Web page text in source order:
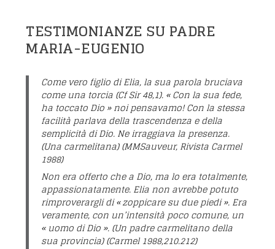
TESTIMONIANZE SU PADRE
MARIA-EUGENIO
Come vero figlio di Elia, la sua parola bruciava
come una torcia (Cf Sir 48,1). « Con la sua fede,
ha toccato Dio » noi pensavamo! Con la stessa
facilità parlava della trascendenza e della
semplicità di Dio. Ne irraggiava la presenza.
(Una carmelitana) (MMSauveur, Rivista Carmel
1988)
Non era offerto che a Dio, ma lo era totalmente,
appassionatamente. Elia non avrebbe potuto
rimproverargli di « zoppicare su due piedi ». Era
veramente, con un’intensità poco comune, un
« uomo di Dio ». (Un padre carmelitano della
sua provincia) (Carmel 1988,210.212)